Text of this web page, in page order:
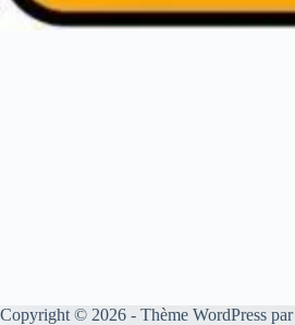
Copyright © 2026 - Thème WordPress par